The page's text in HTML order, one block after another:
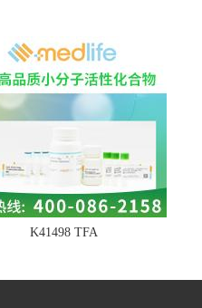
K41498 TFA